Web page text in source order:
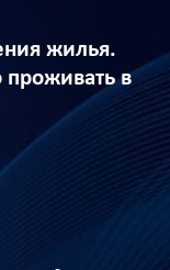
жилья.
в